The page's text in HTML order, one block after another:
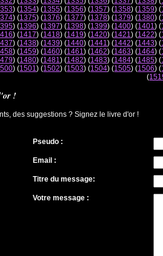
) (1354) (1355) (1356) (1357) (1358) (1359) (
) (1375) (1376) (1377) (1378) (1379) (1380) (
) (1396) (1397) (1398) (1399) (1400) (1401) (
) (1417) (1418) (1419) (1420) (1421) (1422) (
) (1438) (1439) (1440) (1441) (1442) (1443) (
) (1459) (1460) (1461) (1462) (1463) (1464) (
) (1480) (1481) (1482) (1483) (1484) (1485) (
) (1501) (1502) (1503) (1504) (1505) (1506) (
(
!
des suggestions ? Signez le livre d'or !
Pseudo :
Email :
Titre du message:
Votre message :